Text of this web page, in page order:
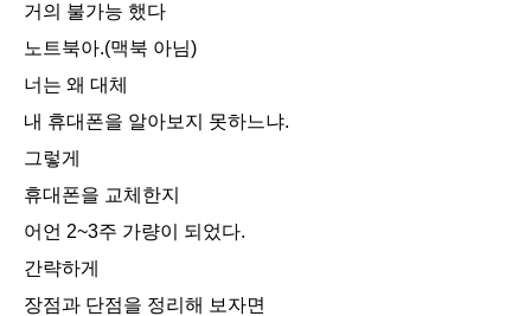
거의 불가능 했다
노트북아.(맥북 아님)
너는 왜 대체
내 휴대폰을 알아보지 못하느냐.
그렇게
휴대폰을 교체한지
어언 2~3주 가량이 되었다.
간략하게
장점과 단점을 정리해 보자면